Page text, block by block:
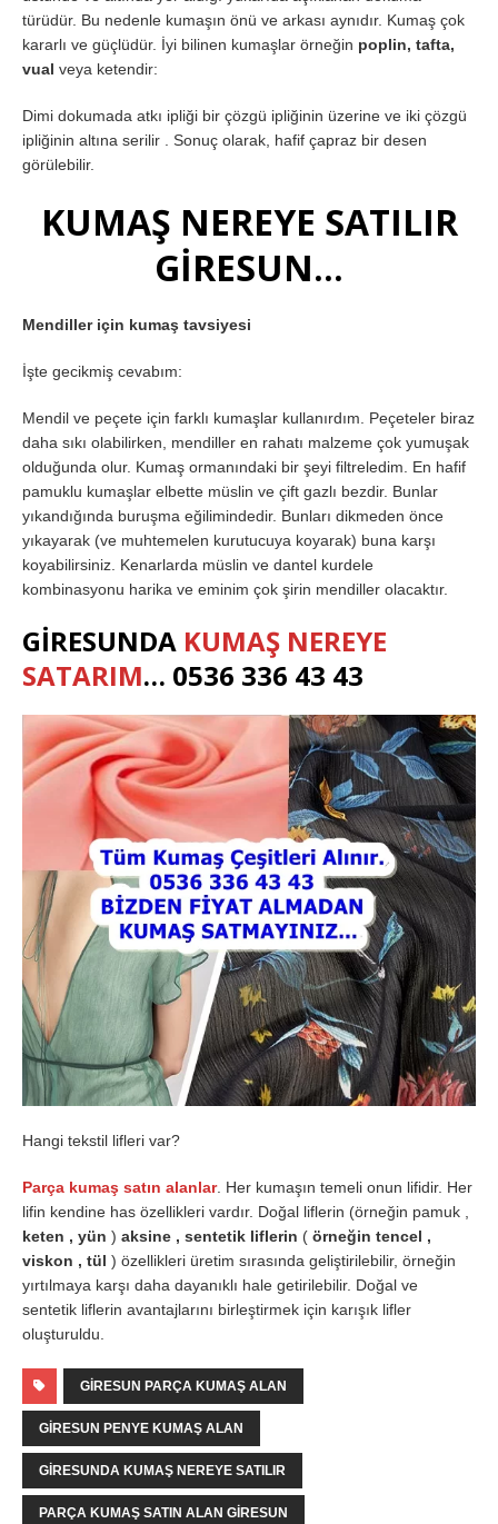
türüdür. Bu nedenle kumaşın önü ve arkası aynıdır. Kumaş çok
kararlı ve güçlüdür. İyi bilinen kumaşlar örneğin poplin, tafta,
vual veya ketendir:
Dimi dokumada atkı ipliği bir çözgü ipliğinin üzerine ve iki çözgü
ipliğinin altına serilir . Sonuç olarak, hafif çapraz bir desen
görülebilir.
KUMAŞ NEREYE SATILIR
GİRESUN…
Mendiller için kumaş tavsiyesi
İşte gecikmiş cevabım:
Mendil ve peçete için farklı kumaşlar kullanırdım. Peçeteler biraz
daha sıkı olabilirken, mendiller en rahatı malzeme çok yumuşak
olduğunda olur. Kumaş ormanındaki bir şeyi filtreledim. En hafif
pamuklu kumaşlar elbette müslin ve çift gazlı bezdir. Bunlar
yıkandığında buruşma eğilimindedir. Bunları dikmeden önce
yıkayarak (ve muhtemelen kurutucuya koyarak) buna karşı
koyabilirsiniz. Kenarlarda müslin ve dantel kurdele
kombinasyonu harika ve eminim çok şirin mendiller olacaktır.
GİRESUNDA KUMAŞ NEREYE
SATARIM… 0536 336 43 43
Hangi tekstil lifleri var?
Parça kumaş satın alanlar. Her kumaşın temeli onun lifidir. Her
lifin kendine has özellikleri vardır. Doğal liflerin (örneğin pamuk ,
keten , yün ) aksine , sentetik liflerin ( örneğin tencel ,
viskon , tül ) özellikleri üretim sırasında geliştirilebilir, örneğin
yırtılmaya karşı daha dayanıklı hale getirilebilir. Doğal ve
sentetik liflerin avantajlarını birleştirmek için karışık lifler
oluşturuldu.
GIRESUN PARÇA KUMAŞ ALAN
GIRESUN PENYE KUMAŞ ALAN
GIRESUNDA KUMAŞ NEREYE SATILIR
PARÇA KUMAŞ SATIN ALAN GIRESUN